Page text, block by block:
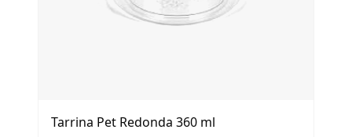
Tarrina Pet Redonda 360 ml